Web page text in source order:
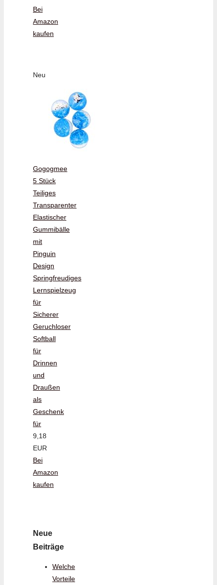
Bei
Amazon
kaufen
Neu
Gogogmee
5 Stück
Teiliges
Transparenter
Elastischer
Gummibälle
mit
Pinguin
Design
Springfreudiges
Lernspielzeug
für
Sicherer
Geruchloser
Softball
für
Drinnen
und
Draußen
als
Geschenk
für
9,18
EUR
Bei
Amazon
kaufen
Neue
Beiträge
Welche
Vorteile